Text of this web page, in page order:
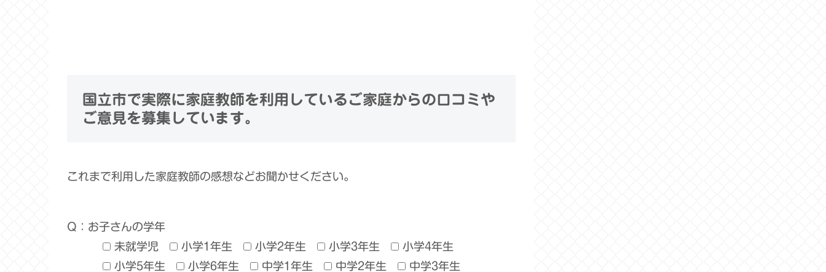
国立市で実際に家庭教師を利用しているご家庭からの口コミや
ご意見を募集しています。
これまで利用した家庭教師の感想などお聞かせください。
Q：お子さんの学年
未就学児
小学1年生 小学2年生 小学3年生
小学4年生
小学5年生
小学6年生 中学1年生 中学2年生
中学3年生